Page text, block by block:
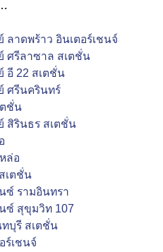
ลาดพร้าว อินเตอร์เชนจ์
ศรีลาซาล สเตชั่น
อี 22 สเตชั่น
ศรีนครินทร์
ตชั่น
สิรินธร สเตชั่น
ล่อ
เตชั่น
ซ์ รามอินทรา
นซ์ สุขุมวิท 107
บุรี สเตชั่น
ร์เชนจ์